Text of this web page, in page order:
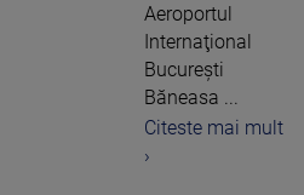
Aeroportul
Internaţional
Bucureşti
Băneasa ...
Citeste mai mult
›